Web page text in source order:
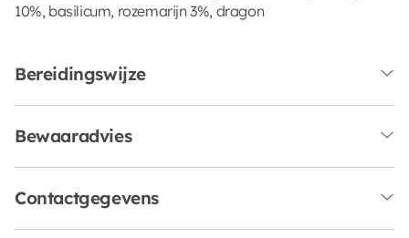
10%, basilicum, rozemarijn 3%, dragon
Bereidingswijze
Bewaaradvies
Contactgegevens